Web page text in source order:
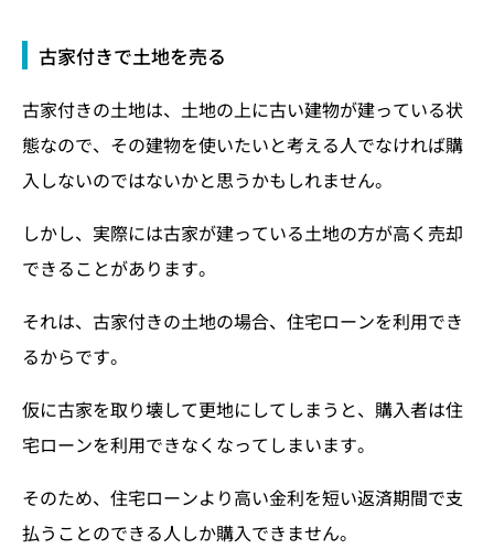
古家付きで土地を売る
古家付きの土地は、土地の上に古い建物が建っている状
態なので、その建物を使いたいと考える人でなければ購
入しないのではないかと思うかもしれません。
しかし、実際には古家が建っている土地の方が高く売却
できることがあります。
それは、古家付きの土地の場合、住宅ローンを利用でき
るからです。
仮に古家を取り壊して更地にしてしまうと、購入者は住
宅ローンを利用できなくなってしまいます。
そのため、住宅ローンより高い金利を短い返済期間で支
払うことのできる人しか購入できません。